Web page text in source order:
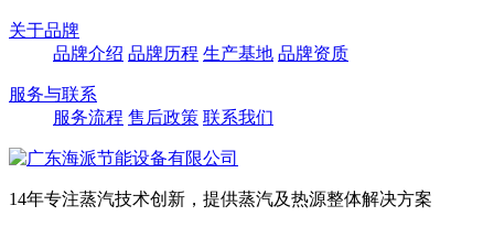
关于品牌
品牌介绍 品牌历程 生产基地 品牌资质
服务与联系
服务流程 售后政策 联系我们
14年专注蒸汽技术创新，提供蒸汽及热源整体解决方案